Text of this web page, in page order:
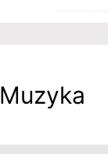
Muzyka